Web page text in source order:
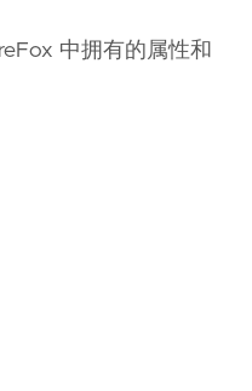
中拥有的属性和